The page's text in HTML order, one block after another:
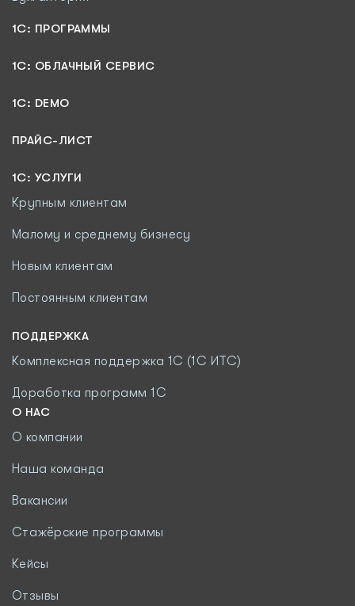
1С: ПРОГРАММЫ
1C: ОБЛАЧНЫЙ СЕРВИС
1C: DEMO
ПРАЙС-ЛИСТ
1С: УСЛУГИ
Крупным клиентам
Малому и среднему бизнесу
Новым клиентам
Постоянным клиентам
ПОДДЕРЖКА
Комплексная поддержка 1С (1С ИТС)
Доработка программ 1С
О НАС
О компании
Наша команда
Вакансии
Стажёрские программы
Кейсы
Отзывы